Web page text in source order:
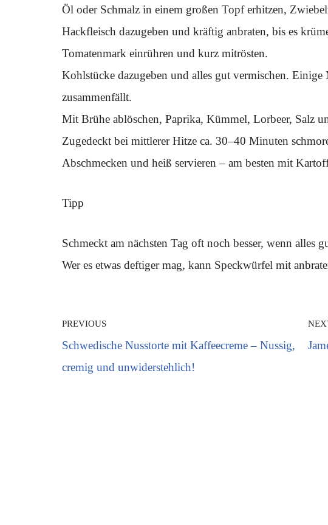
Öl oder Schmalz in einem großen Topf erhitzen,
Hackfleisch dazugeben und kräftig anbraten, bis es
Tomatenmark einrühren und kurz mitrösten.
Kohlstücke dazugeben und alles gut vermischen.
zusammenfällt.
Mit Brühe ablöschen, Paprika, Kümmel, Lorbeer, Salz
Zugedeckt bei mittlerer Hitze ca. 30–40 Minuten
Abschmecken und heiß servieren – am besten mit
Tipp
Schmeckt am nächsten Tag oft noch besser, wenn alles
Wer es etwas deftiger mag, kann Speckwürfel mit
PREVIOUS
Schwedische Nusstorte mit Kaffeecreme – Nussig,
cremig und unwiderstehlich!